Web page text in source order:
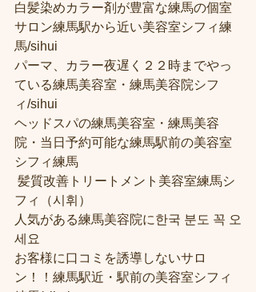
白髪染めカラー剤が豊富な練馬の個室
サロン練馬駅から近い美容室シフィ練
馬/sihui
パーマ、カラー夜遅く２２時までやっ
ている練馬美容室・練馬美容院シフ
ィ/sihui
ヘッドスパの練馬美容室・練馬美容
院・当日予約可能な練馬駅前の美容室
シフィ練馬
フィ（시휘）
人気がある練馬美容院に한국 분도 꼭 오
세요
お客様に口コミを誘導しないサロ
ン！！練馬駅近・駅前の美容室シフィ